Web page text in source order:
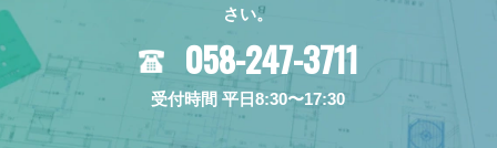
さい。
058-247-3711
受付時間 平⽇8:30〜17:30